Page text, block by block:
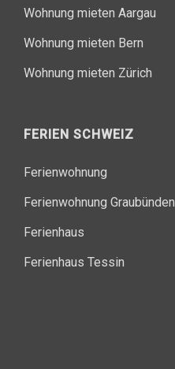
Wohnung mieten Aargau
Wohnung mieten Bern
Wohnung mieten Zürich
FERIEN SCHWEIZ
Ferienwohnung
Ferienwohnung Graubünden
Ferienhaus
Ferienhaus Tessin